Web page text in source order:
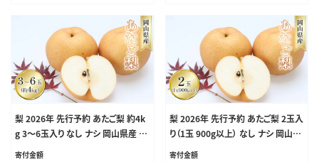
梨 2026年 先行予約 あたご梨 約4k
g 3～6玉入り なし ナシ 岡山県産 国
産 フルーツ 果物 ギフト
寄付金額
梨 2026年 先行予約 あたご梨 2玉入
り（1玉 900g以上） なし ナシ 岡山県
産 国産 フルーツ 果物 ギフト
寄付金額